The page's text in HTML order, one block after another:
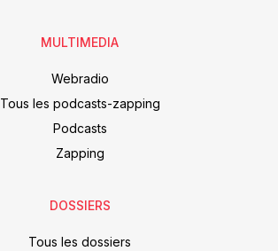
MULTIMEDIA
Webradio
Tous les podcasts-zapping
Podcasts
Zapping
DOSSIERS
Tous les dossiers